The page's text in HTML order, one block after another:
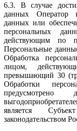
6.3. В случае
данных Оператор
данных или
персональных
действующим по
Персональные
Обработка
лицом,
превышающий 30
Обработки
предусмотрено
является
законодательством